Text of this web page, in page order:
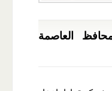
العاصمة